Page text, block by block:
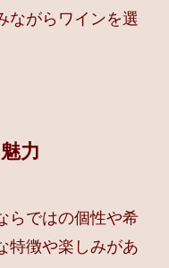
ながらワインを選
力
らではの個性や希
特徴や楽しみがあ